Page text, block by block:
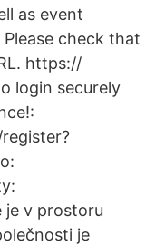
as event
check that
https://
login securely
je v prostoru
je